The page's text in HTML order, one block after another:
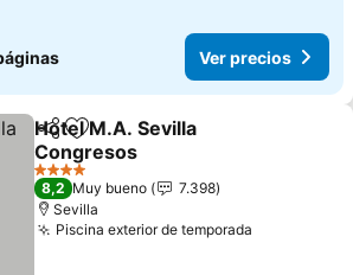
Ver precios
CompartirAgregar a favoritos
Hotel M.A. Sevilla
Congresos
Ver precios
4 Estrellas
8,2 Muy bueno
7.398
Sevilla
Piscina exterior de temporada